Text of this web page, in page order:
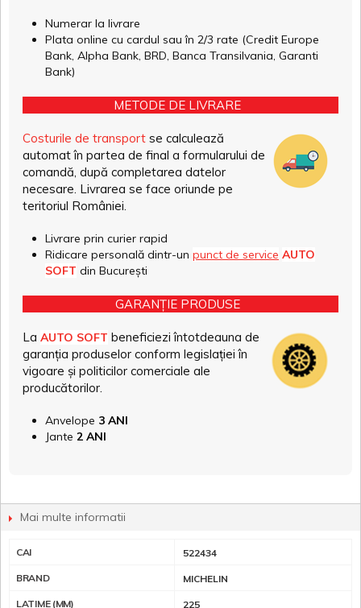
Numerar la livrare
Plata online cu cardul sau în 2/3 rate (Credit Europe
Bank, Alpha Bank, BRD, Banca Transilvania, Garanti
Bank)
METODE DE LIVRARE
Costurile de transport se calculează
automat în partea de final a formularului de
comandă, după completarea datelor
necesare. Livrarea se face oriunde pe
teritoriul României.
Livrare prin curier rapid
Ridicare personală dintr-un punct de service AUTO
SOFT din București
GARANȚIE PRODUSE
La AUTO SOFT beneficiezi întotdeauna de
garanția produselor conform legislației în
vigoare și politicilor comerciale ale
producătorilor.
Anvelope 3 ANI
Jante 2 ANI
Mai multe informatii
CAI 522434
BRAND MICHELIN
LATIME (MM) 225